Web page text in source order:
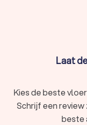
Laat
Kies de beste
Schrijf een
beste